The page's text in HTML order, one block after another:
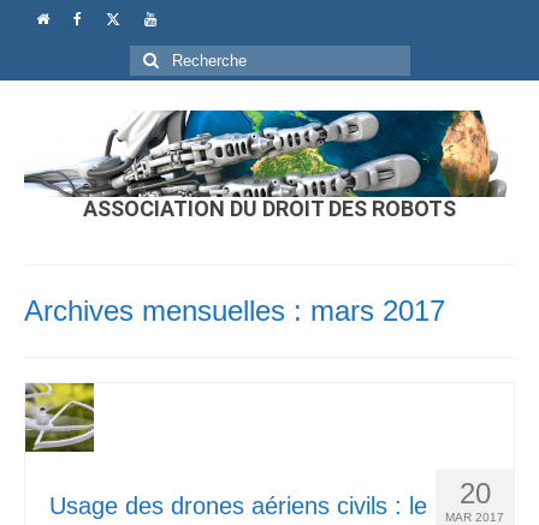
Rechercher
:
ASSOCIATION DU DROIT DES ROBOTS
Archives mensuelles : mars 2017
20
MAR 2017
Usage des drones aériens civils : le